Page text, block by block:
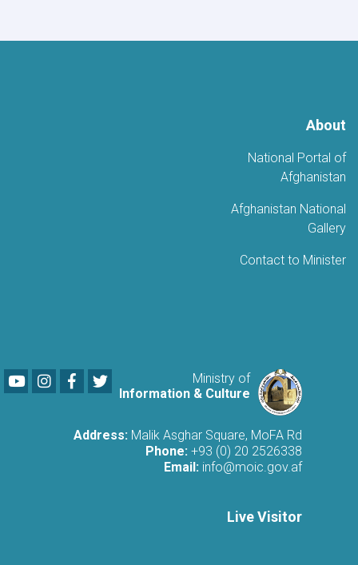
About
National Portal of
Afghanistan
Afghanistan National
Gallery
Contact to Minister
Ministry of
Information & Culture
YoutubeLinkedInFacebook
Address:Malik Asghar Square, MoFA Rd
Phone:+93 (0) 20 2526338
Email:info@moic.gov.af
Live Visitor